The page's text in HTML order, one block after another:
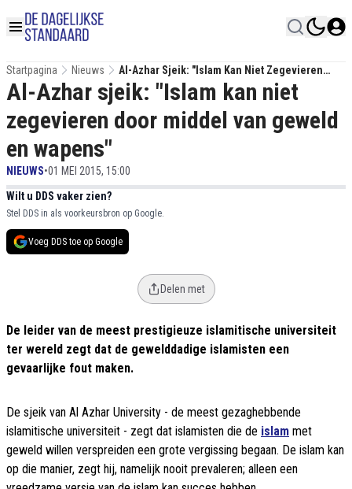
Startpagina Nieuws
Al-Azhar Sjeik: "Islam Kan Niet Zegevieren
Door Middel Van Geweld En Wapens"
Al-Azhar sjeik: "Islam kan niet
zegevieren door middel van geweld
en wapens"
NIEUWS•01 MEI 2015, 15:00
Wilt u DDS vaker zien?
Stel DDS in als voorkeursbron op Google.
Voeg DDS toe op Google
Delen met
De leider van de meest prestigieuze islamitische universiteit
ter wereld zegt dat de gewelddadige islamisten een
gevaarlijke fout maken.
De sjeik van Al Azhar University - de meest gezaghebbende
islamitische universiteit - zegt dat islamisten die de islam met
geweld willen verspreiden een grote vergissing begaan. De islam kan
op die manier, zegt hij, namelijk nooit prevaleren; alleen een